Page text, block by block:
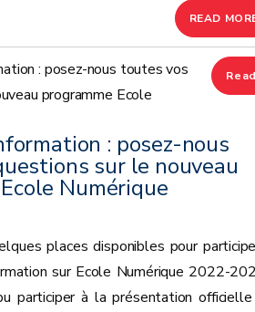
READ
: posez-nous
sur le nouveau
Numérique
places disponibles pour
sur Ecole Numérique 2022-
participer à la présentation